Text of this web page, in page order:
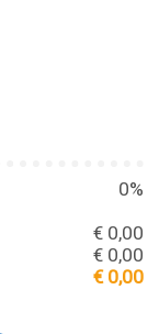
0%
€ 0,00
€ 0,00
€ 0,00